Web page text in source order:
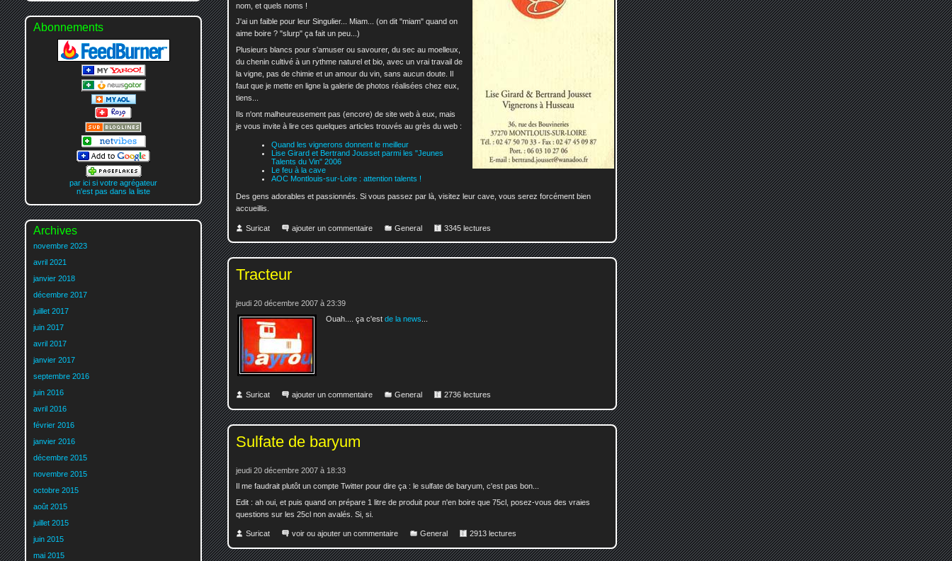
nom, et quels noms !
J'ai un faible pour leur Singulier... Miam... (on dit "miam" quand on
aime boire ? "slurp" ça fait un peu...)
Plusieurs blancs pour s'amuser ou savourer, du sec au moelleux,
du chenin cultivé à un rythme naturel et bio, avec un vrai travail de
la vigne, pas de chimie et un amour du vin, sans aucun doute. Il
faut que je mette en ligne la galerie de photos réalisées chez eux,
tiens...
Ils n'ont malheureusement pas (encore) de site web à eux, mais
je vous invite à lire ces quelques articles trouvés au grès du web :
Quand les vignerons donnent le meilleur
Lise Girard et Bertrand Jousset parmi les "Jeunes
Talents du Vin" 2006
Le feu à la cave
AOC Montlouis-sur-Loire : attention talents !
Des gens adorables et passionnés. Si vous passez par là, visitez leur cave, vous serez forcément bien
accueillis.
Suricat ajouter un commentaire General 3345 lectures
Tracteur
jeudi 20 décembre 2007 à 23:39
Ouah.... ça c'estde la news
Suricat ajouter un commentaire General 2736 lectures
Sulfate de baryum
jeudi 20 décembre 2007 à 18:33
Il me faudrait plutôt un compte Twitter pour dire ça : le sulfate de baryum, c'est pas bon...
Edit : ah oui, et puis quand on prépare 1 litre de produit pour n'en boire que 75cl, posez-vous des vraies
questions sur les 25cl non avalés. Si, si.
Suricat voir ou ajouter un commentaire General 2913 lectures
Abonnements
par ici si votre agrégateur
n'est pas dans la liste
Archives
novembre 2023
avril 2021
janvier 2018
décembre 2017
juillet 2017
juin 2017
avril 2017
janvier 2017
septembre 2016
juin 2016
avril 2016
février 2016
janvier 2016
décembre 2015
novembre 2015
octobre 2015
août 2015
juillet 2015
juin 2015
mai 2015